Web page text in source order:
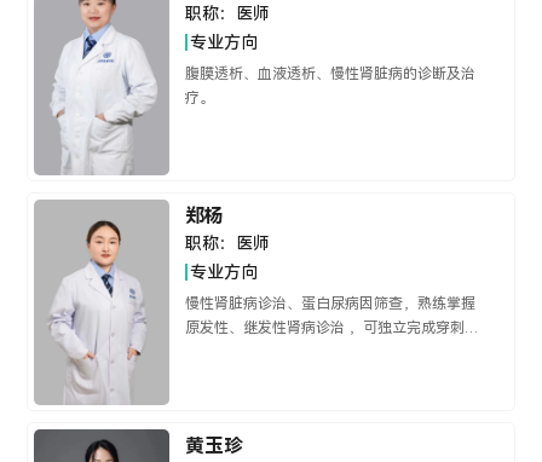
职称：
医师
专业方向
腹膜透析、血液透析、慢性肾脏病的诊断及治
疗。
郑杨
职称：
医师
专业方向
慢性肾脏病诊治、蛋白尿病因筛查，熟练掌握
原发性、继发性肾病诊治 ，可独立完成穿刺置
黄玉珍